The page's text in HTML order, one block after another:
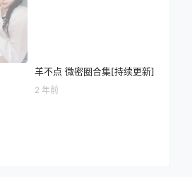
羊不点 微密圈合集[持续更新]
2 年前